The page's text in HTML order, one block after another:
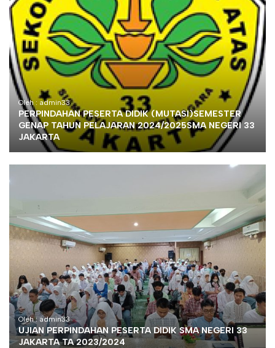
Oleh : admin33
PERPINDAHAN PESERTA DIDIK (MUTASI)SEMESTER
GENAP TAHUN PELAJARAN 2024/2025SMA NEGERI 33
JAKARTA
Oleh : admin33
UJIAN PERPINDAHAN PESERTA DIDIK SMA NEGERI 33
JAKARTA TA 2023/2024